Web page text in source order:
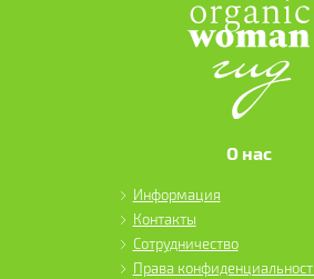
О нас
Информация
Контакты
Сотрудничество
Права